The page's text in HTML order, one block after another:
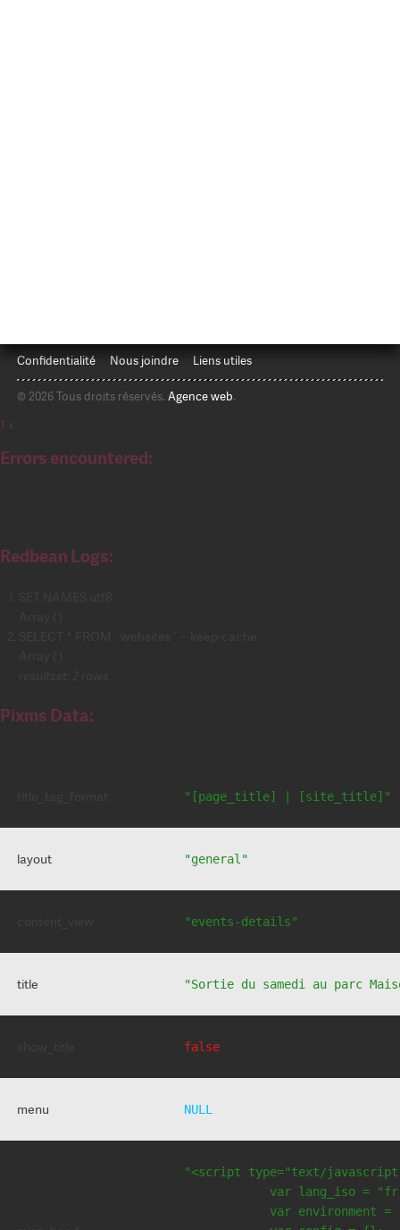
Confidentialité Nous joindre Liens utiles
© 2026 Tous droits réservés. Agence web.
1
Errors encountered:
Redbean Logs:
Pixms Data:
"[page_title] | [site_title]"
layout "general"
"events-details"
title "Sortie du samedi au parc
false
menu NULL
"<script type="text/
var lang_iso =
var environment =